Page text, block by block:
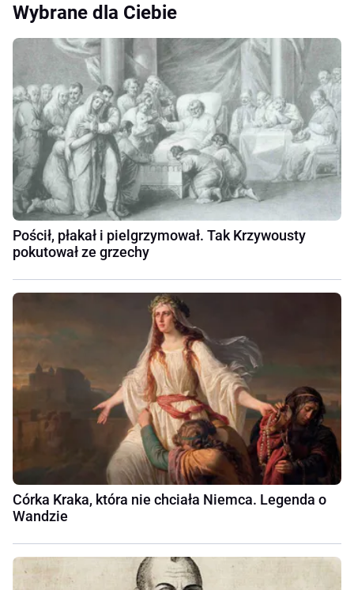
Wybrane dla Ciebie
Pościł, płakał i pielgrzymował. Tak Krzywousty
pokutował ze grzechy
Córka Kraka, która nie chciała Niemca. Legenda o
Wandzie